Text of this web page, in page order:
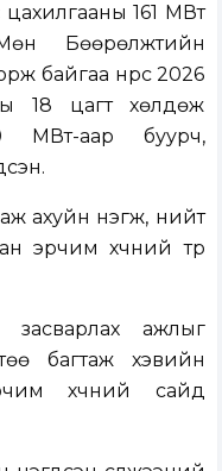
цахилгааны 161 МВт
Бөөрөлжүүтийн
байгаа нүүрс 2026
18 цагт хөлдөж
МВт-аар буурч,
аж ахуйн нэгж, нийт
эрчим хүчний түр
засварлах ажлыг
багтаж хэвийн
хүчний сайд